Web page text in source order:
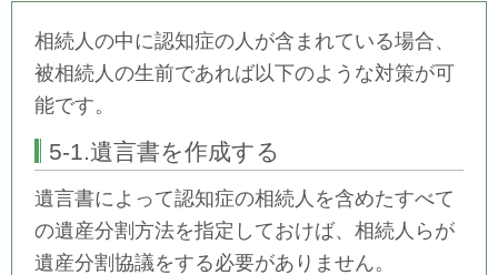
相続人の中に認知症の人が含まれている場合、
被相続人の生前であれば以下のような対策が可
能です。
5-1.遺言書を作成する
遺言書によって認知症の相続人を含めたすべて
の遺産分割方法を指定しておけば、相続人らが
遺産分割協議をする必要がありません。